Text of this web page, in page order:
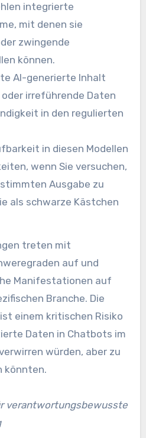
integrierte
mit denen sie
zwingende
können.
AI-generierte Inhalt
irreführende Daten
in den regulierten
in diesen Modellen
wenn Sie versuchen,
Ausgabe zu
als schwarze Kästchen
treten mit
auf und
Manifestationen auf
Branche. Die
einem kritischen Risiko
Daten in Chatbots im
würden, aber zu
könnten.
verantwortungsbewusste